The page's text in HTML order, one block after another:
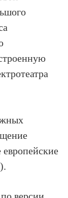
европейские